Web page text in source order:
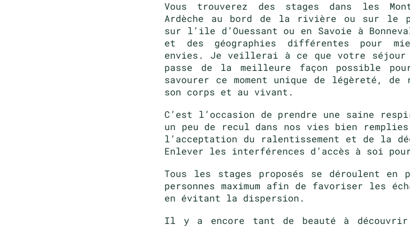
Vous trouverez des stages dans les
Ardèche au bord de la rivière ou sur le
sur l’ile d’Ouessant ou en Savoie à
et des géographies différentes pour
envies. Je veillerai à ce que votre séjour
passe de la meilleure façon possible
savourer ce moment unique de légèreté,
son corps et au vivant.
C’est l’occasion de prendre une saine
un peu de recul dans nos vies bien
l’acceptation du ralentissement et de la
Enlever les interférences d’accès à soi
Tous les stages proposés se déroulent en
personnes maximum afin de favoriser les
en évitant la dispersion.
Il y a encore tant de beauté à